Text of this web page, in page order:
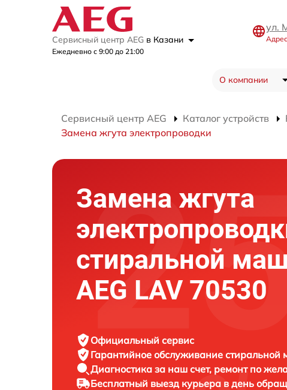
Сервисный центр AEG в Казани
Ежедневно с 9:00 до 21:00
ул.
О компании
Сервисный центр AEG Каталог устройств
Замена жгута электропроводки
Замена жгута
стиральной
AEG LAV 70530
Официальный сервис
Гарантийное обслуживание стиральной
Диагностика за наш счет, ремонт по
Бесплатный выезд курьера в день